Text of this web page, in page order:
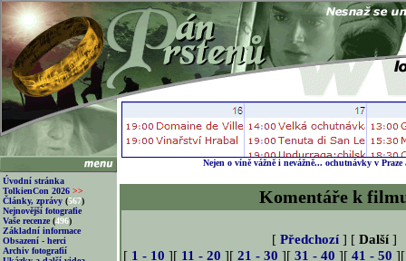
Úvodní stránka
TolkienCon 2026 >>
Články, zprávy (567)
Nejnovější fotografie
Vaše recenze (496)
Základní informace
Obsazení - herci
Archiv fotografií
Nejen o víně vážně i nevážně... ochutnávky v
Komentáře k
[ Předchozí] [ Další]
[ 1 - 10 ][ 11 - 20 ][ 21 - 30 ][ 31 - 40 ][ 41 - 50